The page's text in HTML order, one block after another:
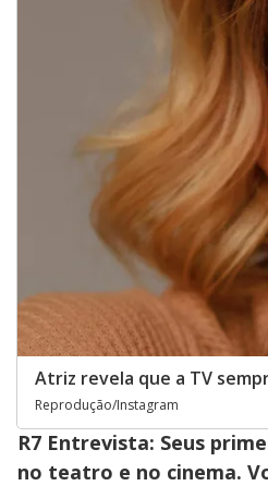
Atriz revela que a TV
Reprodução/Instagram
R7 Entrevista: Seus
no teatro e no cinema.